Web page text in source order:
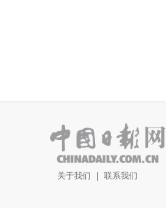
关于我们 | 联系我们